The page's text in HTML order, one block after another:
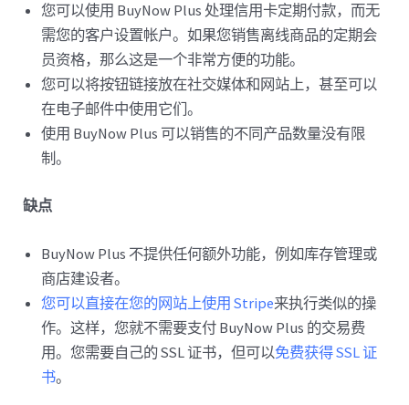
您可以使用 BuyNow Plus 处理信用卡定期付款，而无
需您的客户设置帐户。如果您销售离线商品的定期会
员资格，那么这是一个非常方便的功能。
您可以将按钮链接放在社交媒体和网站上，甚至可以
在电子邮件中使用它们。
使用 BuyNow Plus 可以销售的不同产品数量没有限
制。
缺点
BuyNow Plus 不提供任何额外功能，例如库存管理或
商店建设者。
您可以直接在您的网站上使用 Stripe来执行类似的操
作。这样，您就不需要支付 BuyNow Plus 的交易费
用。您需要自己的 SSL 证书，但可以免费获得 SSL 证
书。